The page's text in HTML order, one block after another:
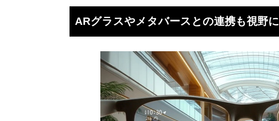
ARグラスやメタバースとの連携も視野に